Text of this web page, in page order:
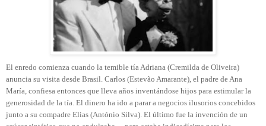
El enredo comienza cuando la temible tía Adriana (Cremilda de Oliveira)
anuncia su visita desde Brasil. Carlos (Estevão Amarante), el padre de Ana
María, confiesa entonces que lleva años inventándose hijos para estimular la
generosidad de la tía. El dinero ha ido a parar a negocios ilusorios concebidos
junto a su compadre Elias (António Silva). El último fue la invención de un